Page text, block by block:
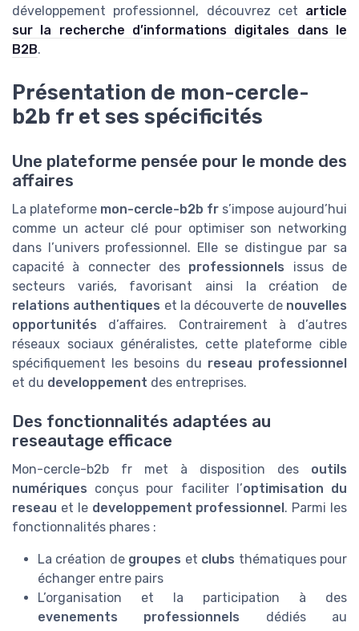
développement professionnel, découvrez cet article
sur la recherche d’informations digitales dans le
B2B.
Présentation de mon-cercle-
b2b fr et ses spécificités
Une plateforme pensée pour le monde des
affaires
La plateforme mon-cercle-b2b fr s’impose aujourd’hui
comme un acteur clé pour optimiser son networking
dans l’univers professionnel. Elle se distingue par sa
capacité à connecter des professionnels issus de
secteurs variés, favorisant ainsi la création de
relations authentiques et la découverte de nouvelles
opportunités d’affaires. Contrairement à d’autres
réseaux sociaux généralistes, cette plateforme cible
spécifiquement les besoins du reseau professionnel
et du developpement des entreprises.
Des fonctionnalités adaptées au
reseautage efficace
Mon-cercle-b2b fr met à disposition des outils
numériques conçus pour faciliter l’optimisation du
reseau et le developpement professionnel . Parmi les
fonctionnalités phares :
La création de groupes et clubs thématiques pour
échanger entre pairs
L’organisation et la participation à des
evenements professionnels dédiés au